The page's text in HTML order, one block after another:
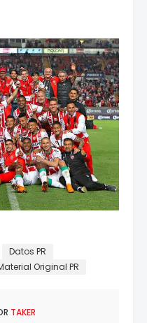
Datos PR
Original PR
TAKER